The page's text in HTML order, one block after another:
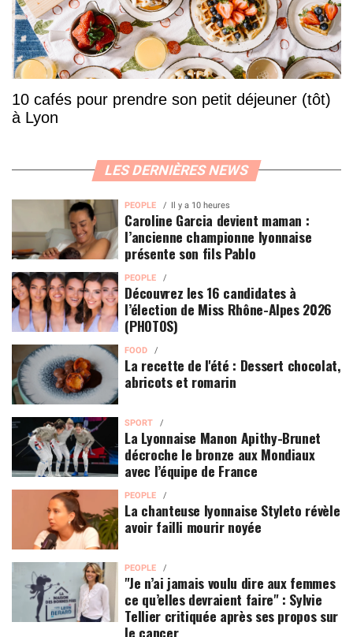
10 cafés pour prendre son petit déjeuner (tôt)
à Lyon
LES DERNIÈRES NEWS
PEOPLE Il y a 10 heures
Caroline Garcia devient maman :
l’ancienne championne lyonnaise
présente son fils Pablo
PEOPLE
Découvrez les 16 candidates à
l’élection de Miss Rhône-Alpes 2026
(PHOTOS)
FOOD
La recette de l'été : Dessert chocolat,
abricots et romarin
SPORT
La Lyonnaise Manon Apithy-Brunet
décroche le bronze aux Mondiaux
avec l’équipe de France
PEOPLE
La chanteuse lyonnaise Styleto révèle
avoir failli mourir noyée
PEOPLE
"Je n’ai jamais voulu dire aux femmes
ce qu’elles devraient faire" : Sylvie
Tellier critiquée après ses propos sur
le cancer